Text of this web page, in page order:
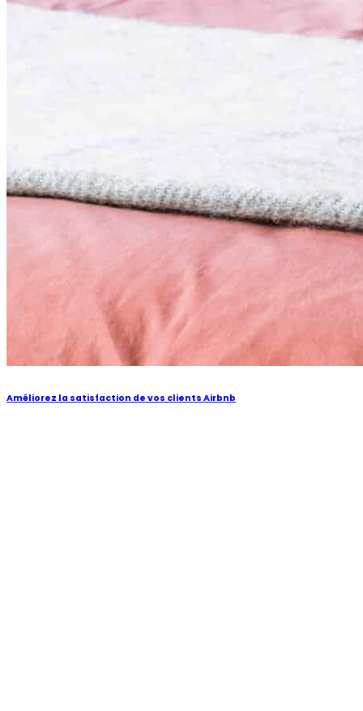
Améliorez la satisfaction de vos clients Airbnb